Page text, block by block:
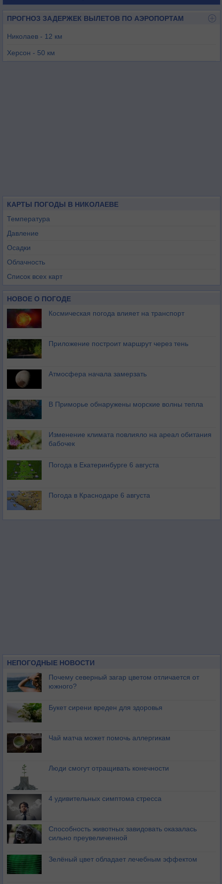
ПРОГНОЗ ЗАДЕРЖЕК ВЫЛЕТОВ ПО АЭРОПОРТАМ
Николаев - 12 км
Херсон - 50 км
КАРТЫ ПОГОДЫ В НИКОЛАЕВЕ
Температура
Давление
Осадки
Облачность
Список всех карт
НОВОЕ О ПОГОДЕ
Космическая погода влияет на транспорт
Приложение построит маршрут через тень
Атмосфера начала замерзать
В Приморье обнаружены морские волны тепла
Изменение климата повлияло на ареал обитания
бабочек
Погода в Екатеринбурге 6 августа
Погода в Краснодаре 6 августа
НЕПОГОДНЫЕ НОВОСТИ
Почему северный загар цветом отличается от
южного?
Букет сирени вреден для здоровья
Чай матча может помочь аллергикам
Люди смогут отращивать конечности
4 удивительных симптома стресса
Способность животных завидовать оказалась
сильно преувеличенной
Зелёный цвет обладает лечебным эффектом